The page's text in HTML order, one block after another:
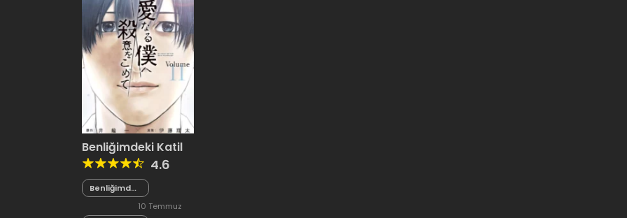
Benliğimdeki Katil
4.6
Benliğimdeki
Katil 97.5
10 Temmuz